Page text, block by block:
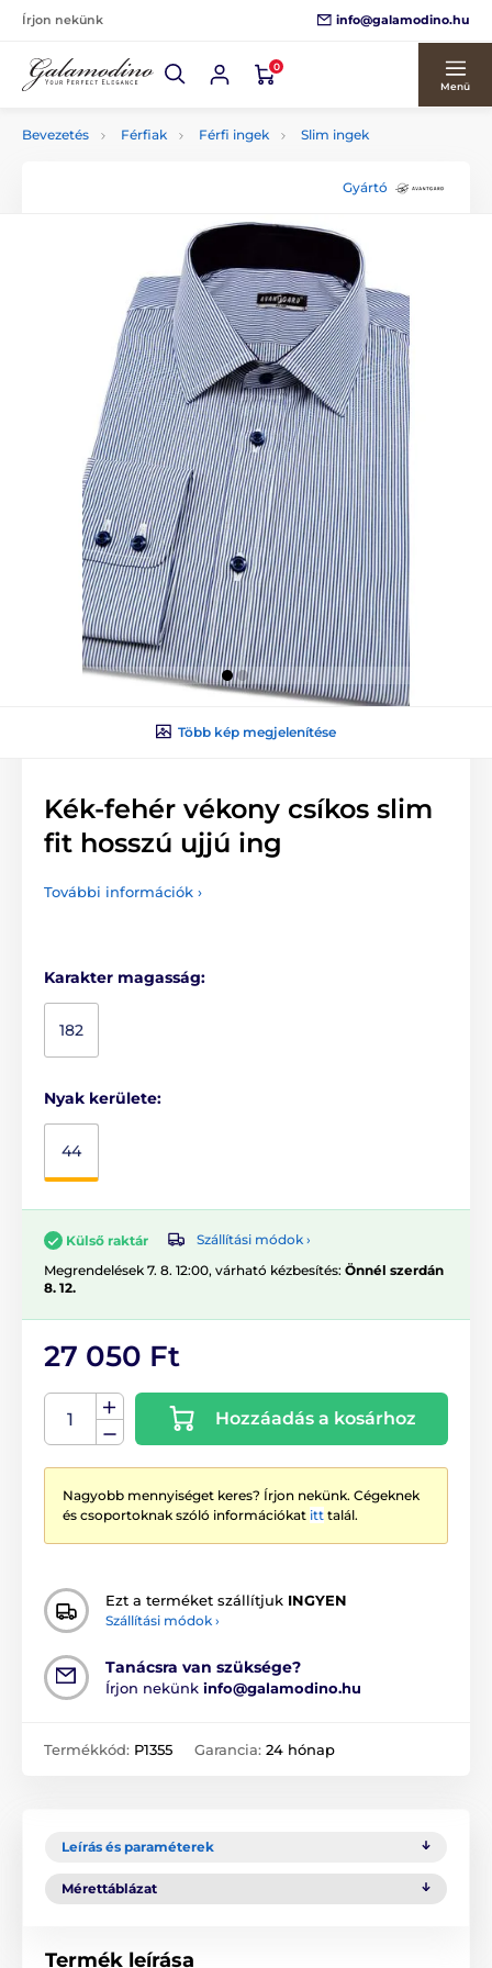
Írjon nekünk info@galamodino.hu
0
Menü
Bevezetés Férfiak Férfi ingek Slim ingek
Gyártó
Több kép megjelenítése
Kék-fehér vékony csíkos slim
fit hosszú ujjú ing
További információk ›
Karakter magasság:
182
Nyak kerülete:
44
Külső raktár
Szállítási módok ›
Megrendelések 7. 8. 12:00, várható kézbesítés: Önnél szerdán
8. 12.
27 050 Ft
Hozzáadás a kosárhoz
Nagyobb mennyiséget keres? Írjon nekünk. Cégeknek
és csoportoknak szóló információkat itt talál.
Ezt a terméket szállítjuk INGYEN
Szállítási módok ›
Tanácsra van szüksége?
Írjon nekünk info@galamodino.hu
Termékkód: P1355 Garancia: 24 hónap
Leírás és paraméterek
Mérettáblázat
Termék leírása